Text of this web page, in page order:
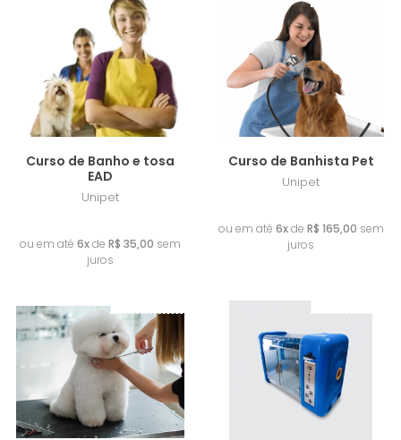
Curso de Banho e tosa
EAD
Unipet
ou em até 6xde R$ 35,00 sem
juros
Curso de Banhista Pet
Unipet
ou em até 6xde R$ 165,00 sem
juros